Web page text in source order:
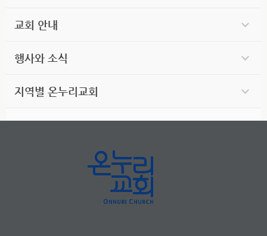
교회 안내
행사와 소식
지역별 온누리교회